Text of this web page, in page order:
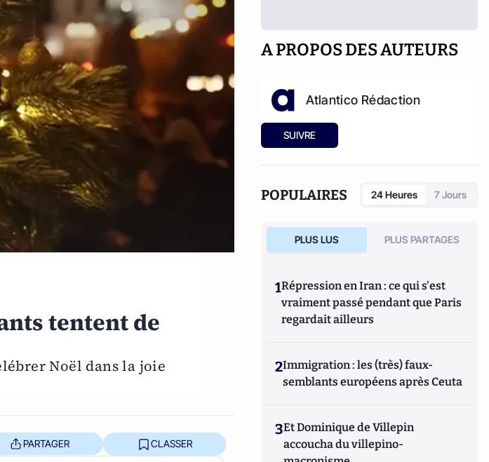
tentent de
Noël dans la joie
PARTAGER CLASSER
A PROPOS DES AUTEURS
Atlantico Rédaction
SUIVRE
POPULAIRES 24 Heures 7 Jours
PLUS LUS PLUS PARTAGES
1Répression en Iran : ce qui s'est
vraiment passé pendant que Paris
regardait ailleurs
2Immigration : les (très) faux-
semblants européens après Ceuta
3Et Dominique de Villepin
accoucha du villepino-